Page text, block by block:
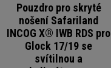
Pouzdro pro skryté
nošení Safariland
INCOG X® IWB RDS pro
Glock 17/19 se
svítilnou a